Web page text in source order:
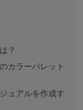
？
カラーパレット
ュアルを作成す